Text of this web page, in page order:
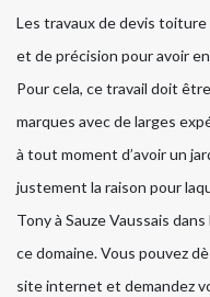
Les travaux de devis
et de précision pour avoir
Pour cela, ce travail doit
marques avec de larges
à tout moment d’avoir un
justement la raison pour
Tony à Sauze Vaussais
ce domaine. Vous pouvez
site internet et demandez